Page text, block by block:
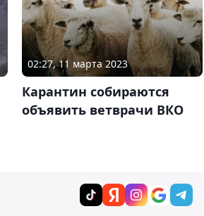
02:27, 11 марта 2023
Карантин собираются
объявить ветврачи ВКО